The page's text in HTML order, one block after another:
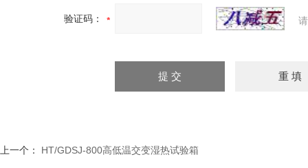
验证码：
上一个： HT/GDSJ-800高低温交变湿热试验箱